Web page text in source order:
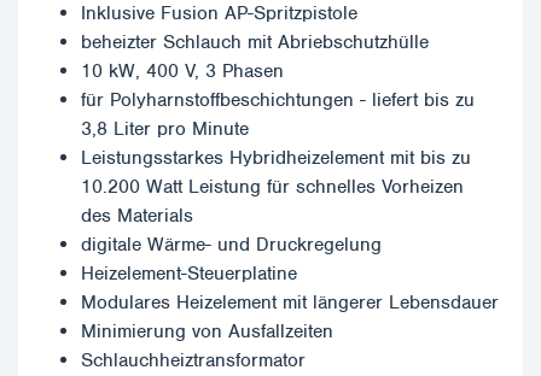
Inklusive Fusion AP-Spritzpistole
beheizter Schlauch mit Abriebschutzhülle
10 kW, 400 V, 3 Phasen
für Polyharnstoffbeschichtungen - liefert bis zu
3,8 Liter pro Minute
Leistungsstarkes Hybridheizelement mit bis zu
10.200 Watt Leistung für schnelles Vorheizen
des Materials
digitale Wärme- und Druckregelung
Heizelement-Steuerplatine
Modulares Heizelement mit längerer Lebensdauer
Minimierung von Ausfallzeiten
Schlauchheiztransformator